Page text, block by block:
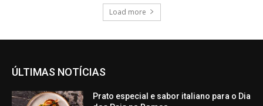
Load more
ÚLTIMAS NOTÍCIAS
Prato especial e sabor italiano para o Dia